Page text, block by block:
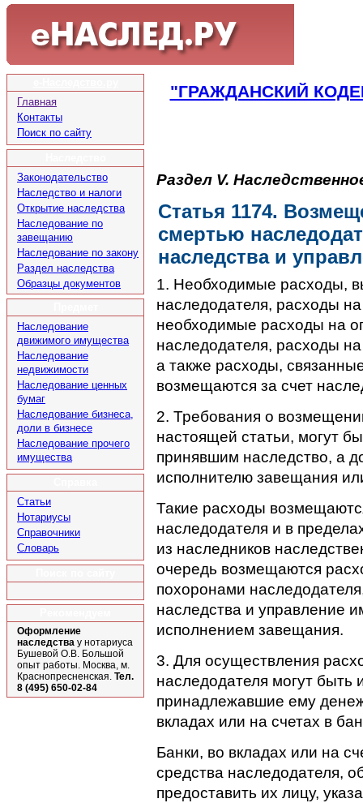
Главная
Контакты
Поиск по сайту
Законодательство
Наследство и налоги
Открытие наследства
Наследование по
завещанию
Наследование по закону
Раздел наследства
Образцы документов
Наследование
движимого имущества
Наследование
недвижимости
Наследование ценных
бумаг
Наследование бизнеса,
доли в бизнесе
Наследование прочего
имущества
Статьи
Нотариусы
Справочники
Словарь
Оформление
наследства у нотариуса
Бушевой О.В. Большой
опыт работы. Москва, м.
Краснопресненская. Тел.
8 (495) 650-02-84
"ГРАЖДАНСКИЙ
Раздел V.
Статья 1174.
смертью
наследства и
1. Необходимые расходы,
наследодателя, расходы
необходимые расходы на
наследодателя, расходы
а также расходы,
возмещаются за счет
2. Требования о
настоящей статьи, могут
принявшим наследство, а
исполнителю завещания
Такие расходы
наследодателя и в
из наследников
очередь возмещаются
похоронами
наследства и управление
исполнением завещания.
3. Для осуществления
наследодателя могут
принадлежавшие ему
вкладах или на счетах в
Банки, во вкладах или на
средства наследодателя,
предоставить их лицу,